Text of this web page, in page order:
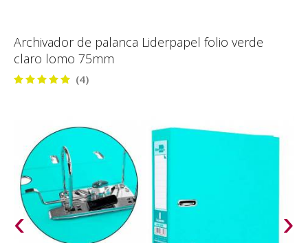
Archivador de palanca Liderpapel folio verde
claro lomo 75mm
(4)
‹ ›